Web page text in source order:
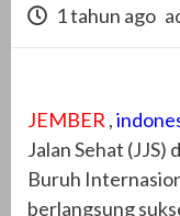
1 tahun ago
JEMBER ,
Jalan Sehat
Buruh
berlangsung